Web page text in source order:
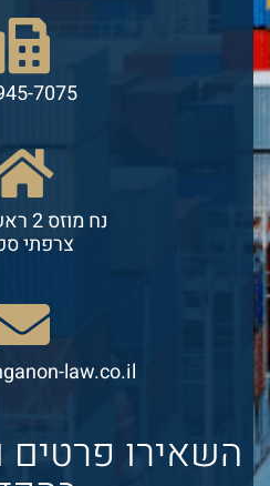
7075
נח מוזס 2 ראשון לציון
צרפתי
law.co.il
השאירו פרטים